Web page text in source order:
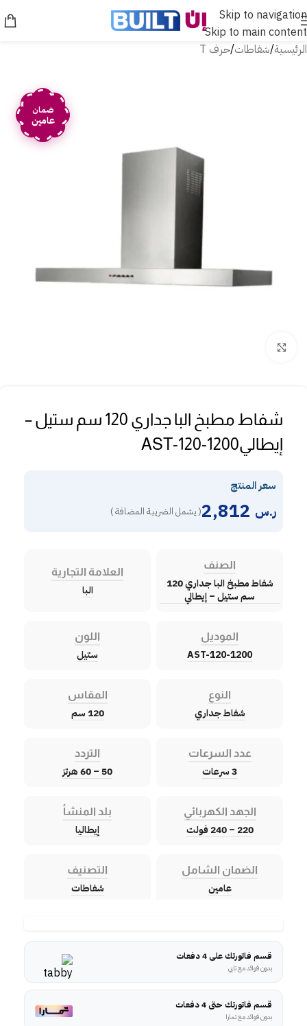
Skip to navigation
Skip to main content
الرئيسية/شفاطات/حرف T
ضمان
عامين
شفاط مطبخ البا جداري 120 سم ستيل –
إيطاليAST-120-1200
سعر المنتج
ر.س ( يشمل الضريبة المضافة )
الصنف
شفاط مطبخ البا جداري 120
سم ستيل – إيطالي
العلامة التجارية
البا
الموديل
AST-120-1200
اللون
ستيل
النوع
شفاط جداري
المقاس
120 سم
عدد السرعات
3 سرعات
التردد
50 – 60 هرتز
الجهد الكهربائي
220 – 240 فولت
بلد المنشأ
إيطاليا
الضمان الشامل
عامين
التصنيف
شفاطات
قسم فاتورتك على 4 دفعات
بدون فوائد مع تابي
قسم فاتورتك حتى 4 دفعات
بدون فوائد مع تمارا